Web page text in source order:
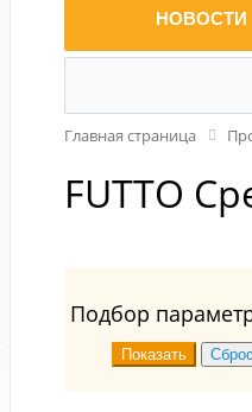
НОВОСТИ
Главная страница
FUTTO
Подбор